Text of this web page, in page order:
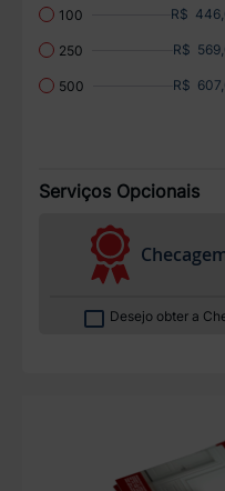
100 R$
250 R$
500 R$
Serviços Opcionais
Desejo obter a